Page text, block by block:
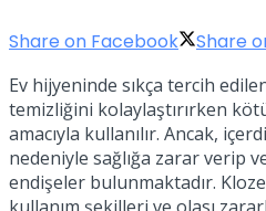
Share on Facebook Share
Ev hijyeninde sıkça tercih
temizliğini kolaylaştırırken
amacıyla kullanılır. Ancak,
nedeniyle sağlığa zarar verip
endişeler bulunmaktadır.